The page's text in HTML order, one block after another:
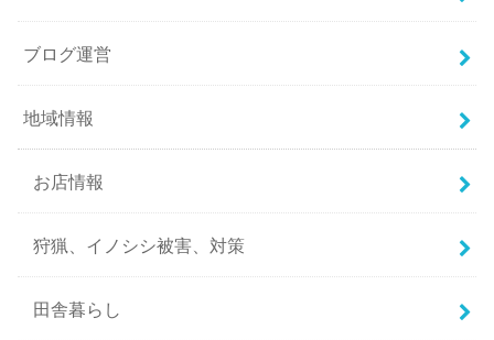
ブログ運営
地域情報
お店情報
狩猟、イノシシ被害、対策
田舎暮らし